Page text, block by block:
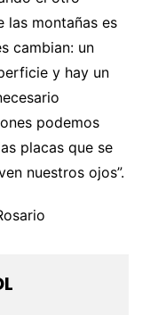
las montañas es
cambian: un
y hay un
podemos
placas que se
nuestros ojos”.